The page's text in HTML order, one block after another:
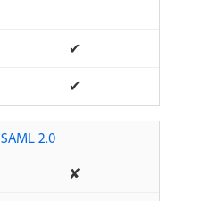
✔
✔
SAML 2.0
✘